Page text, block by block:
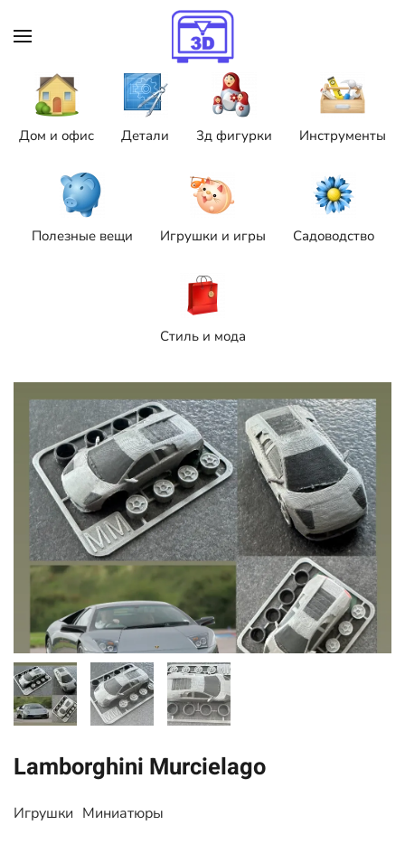
Skip to main content
Дом и офис Детали 3д фигурки Инструменты
Полезные вещи Игрушки и игры Садоводство
Стиль и мода
Lamborghini Murcielago
Игрушки Миниатюры